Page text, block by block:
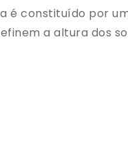
é constituído por
a altura dos